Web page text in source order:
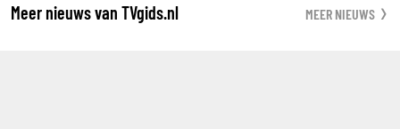
Meer nieuws van TVgids.nl MEER NIEUWS